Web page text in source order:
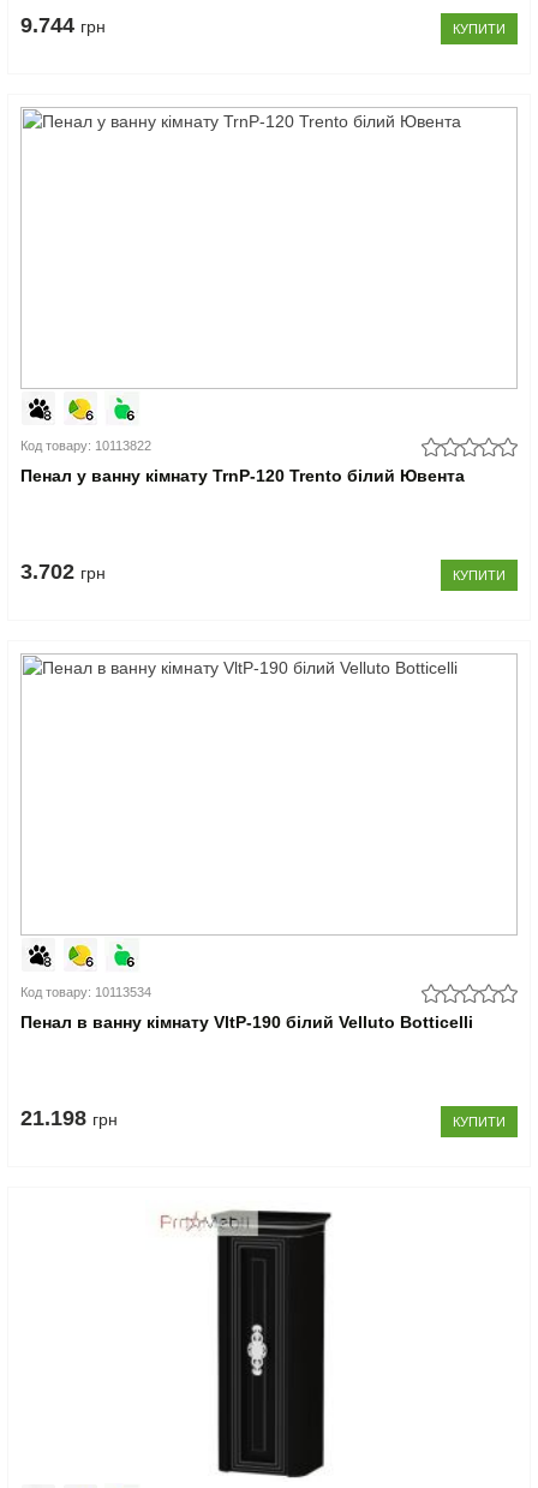
9.744 грн КУПИТИ
Код товару: 10113822
Пенал у ванну кімнату TrnP-120 Trento білий Ювента
3.702 грн КУПИТИ
Код товару: 10113534
Пенал в ванну кімнату VltP-190 білий Velluto Botticelli
21.198 грн КУПИТИ